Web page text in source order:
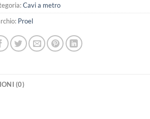
Cavi a metro
Proel
(0)